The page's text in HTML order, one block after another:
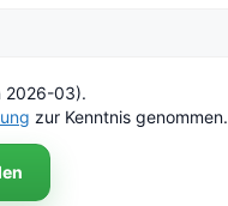
2026-03).
zur Kenntnis genommen.